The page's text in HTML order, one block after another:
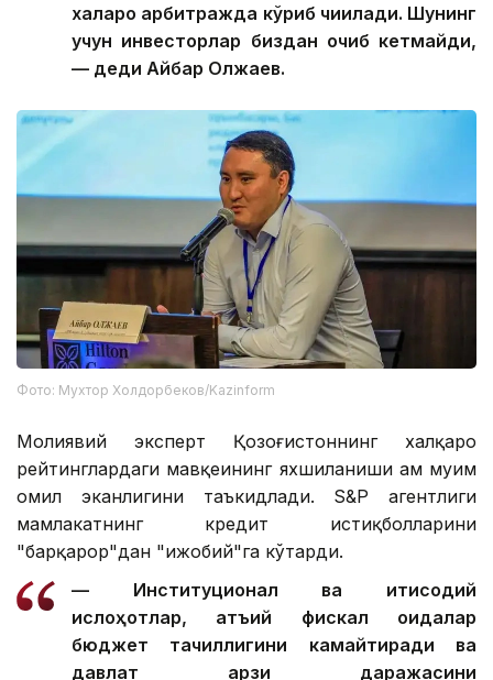
халқаро арбитражда кўриб чиқилади. Шунинг
учун инвесторлар биздан қочиб кетмайди,
— деди Айбар Олжаев.
Фото: Мухтор Холдорбеков/Kazinform
Молиявий эксперт Қозоғистоннинг халқаро
рейтинглардаги мавқеининг яхшиланиши ҳам муҳим
омил эканлигини таъкидлади. S&P агентлиги
мамлакатнинг кредит истиқболларини
"барқарор"дан "ижобий"га кўтарди.
— Институционал ва иқтисодий
ислоҳотлар, қатъий фискал қоидалар
бюджет тақчиллигини камайтиради ва
давлат қарзи даражасини